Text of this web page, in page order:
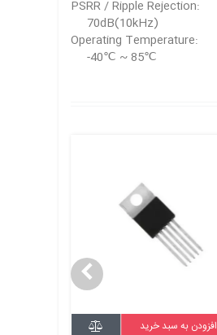
PSRR / Ripple Rejection:
70dB(10kHz)
Operating Temperature:
-40℃ ~ 85℃
افزودن به سبد خرید